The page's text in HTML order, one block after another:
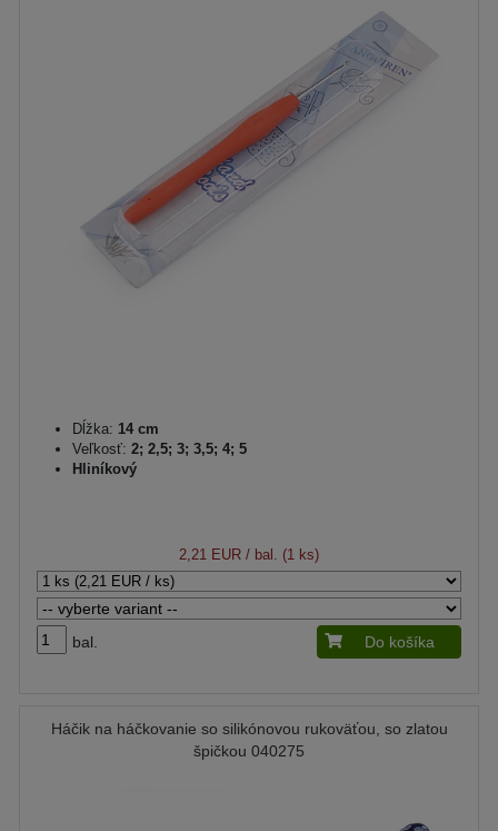
Dĺžka: 14 cm
Veľkosť: 2; 2,5; 3; 3,5; 4; 5
Hliníkový
2,21 EUR / bal. (1 ks)
bal. Do košíka
Háčik na háčkovanie so silikónovou rukoväťou, so zlatou
špičkou 040275